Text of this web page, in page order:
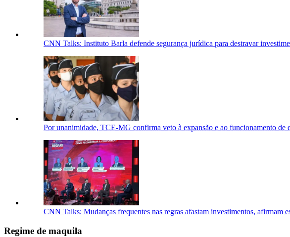
CNN Talks: Instituto Barla defende segurança jurídica para destravar
Por unanimidade, TCE-MG confirma veto à expansão e ao funcionamento de
CNN Talks: Mudanças frequentes nas regras afastam investimentos, afirmam
Regime de maquila